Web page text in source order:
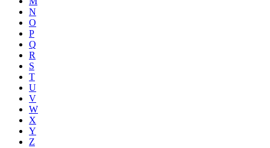
N
O
P
Q
R
S
T
U
V
W
X
Y
Z